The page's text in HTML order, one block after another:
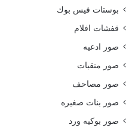
بوستات فيس بوك
قفشات افلام
صور ادعيه
صور منقبات
صور مصاحف
صور بنات صغيره
صور بوكيه ورد